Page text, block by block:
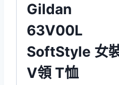
Gildan
63V00L
SoftStyle 女
V領 T恤